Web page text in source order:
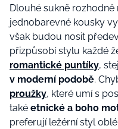
Dlouhé sukně
jednobarevné kousky
však budou nosit
přizpůsobí stylu každé
romantické puntíky,
v moderní podobě.
proužky, které umí s
také etnické a boho
preferují ležérní styl